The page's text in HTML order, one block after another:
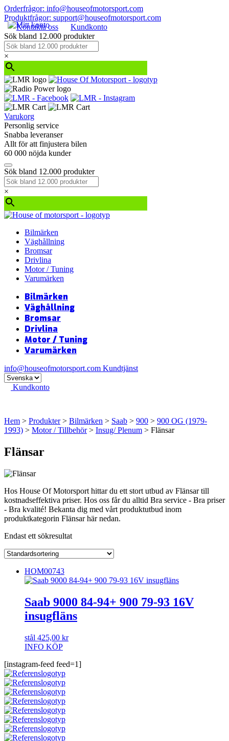
Orderfrågor: info@houseofmotorsport.com
Produktfrågor: support@houseofmotorsport.com
Kontakta oss
Kundkonto
Sök bland 12.000 produkter
×
Varukorg
Personlig service
Snabba leveranser
Allt för att finjustera bilen
60 000 nöjda kunder
Sök bland 12.000 produkter
×
Bilmärken
Väghållning
Bromsar
Drivlina
Motor / Tuning
Varumärken
Bilmärken
Väghållning
Bromsar
Drivlina
Motor / Tuning
Varumärken
info@houseofmotorsport.com Kundtjänst
Kundkonto
Hem > Produkter> Bilmärken > Saab > 900 > 900 OG (1979-
1993) > Motor / Tillbehör> Insug/ Plenum > Flänsar
Flänsar
Hos House Of Motorsport hittar du ett stort utbud av Flänsar till
kostnadseffektiva priser. Hos oss får du alltid Bra service - Bra priser
- Bra kvalité! Bekanta dig med vårt produktutbud inom
produktkategorin Flänsar här nedan.
Endast ett sökresultat
HOM00743
Saab 9000 84-94+ 900 79-93 16V
insugfläns
stål 425,00 kr
INFO KÖP
[instagram-feed feed=1]